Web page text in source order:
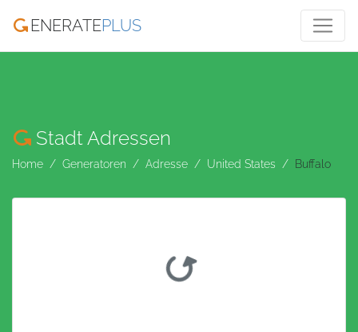
ENERATEPLUS
Stadt Adressen
Home Generatoren Adresse United States Buffalo